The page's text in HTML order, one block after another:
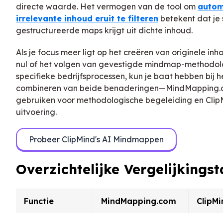
directe waarde. Het vermogen van de tool om
irrelevante inhoud eruit te filteren betekent dat je
gestructureerde maps krijgt uit dichte inhoud.
Als je focus meer ligt op het creëren van originele
nul of het volgen van gevestigde mindmap-
specifieke bedrijfsprocessen, kun je baat hebben bij
combineren van beide
gebruiken voor methodologische begeleiding en
uitvoering.
Probeer ClipMind's AI Mindmappen
Overzichtelijke
Functie MindMapping.com